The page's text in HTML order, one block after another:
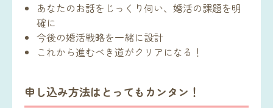
あなたのお話をじっくり伺い、婚活の課題を明
確に
今後の婚活戦略を一緒に設計
これから進むべき道がクリアになる！
申し込み方法はとってもカンタン！